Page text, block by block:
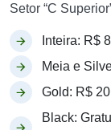
Setor “C
Inteira: R$
Meia e
Gold: R$
Black: